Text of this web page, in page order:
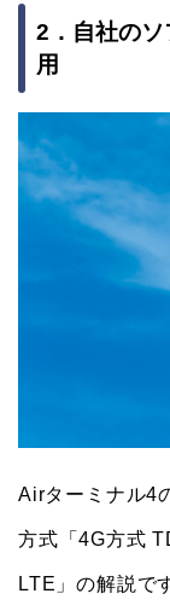
2．自社の
用
Airターミナル4
方式「4G方式
LTE」の解説で